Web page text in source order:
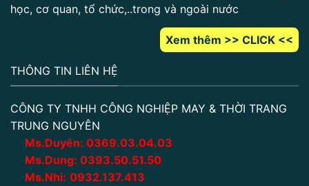
học, cơ quan, tổ chức,..trong và ngoài nước
Xem thêm >> CLICK <<
THÔNG TIN LIÊN HỆ
CÔNG TY TNHH CÔNG NGHIỆP MAY & THỜI TRANG
TRUNG NGUYÊN
Ms.Duyên: 0369.03.04.03
Ms.Dung: 0393.50.51.50
Ms.Nhi: 0932.137.413